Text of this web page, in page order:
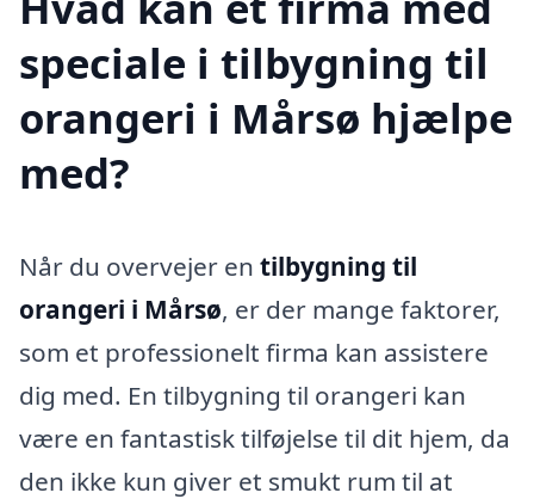
speciale i tilbygning til
orangeri i Mårsø hjælpe
med?
Når du overvejer en tilbygning til
orangeri i Mårsø, er der mange faktorer,
som et professionelt firma kan assistere
dig med. En tilbygning til orangeri kan
være en fantastisk tilføjelse til dit hjem, da
den ikke kun giver et smukt rum til at